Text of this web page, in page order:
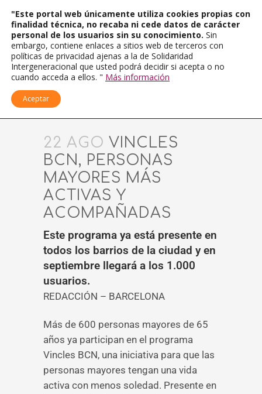
22 AGO VINCLES
BCN, PERSONAS
MAYORES MÁS
ACTIVAS Y
ACOMPAÑADAS
Este programa ya está presente en
todos los barrios de la ciudad y en
septiembre llegará a los 1.000
usuarios.
REDACCIÓN – BARCELONA
Más de 600 personas mayores de 65
años ya participan en el programa
Vincles BCN, una iniciativa para que las
personas mayores tengan una vida
activa con menos soledad. Presente en
"Este portal web únicamente utiliza cookies propias con
finalidad técnica, no recaba ni cede datos de carácter
personal de los usuarios sin su conocimiento. Sin
embargo, contiene enlaces a sitios web de terceros con
políticas de privacidad ajenas a la de Solidaridad
Intergeneracional que usted podrá decidir si acepta o no
cuando acceda a ellos. " Más información
Aceptar